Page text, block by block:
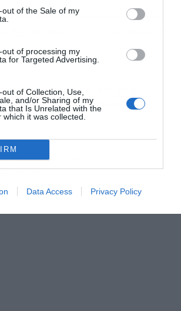
out of the Sale of my
out of processing my
for Targeted Advertising.
of Collection, Use,
and/or Sharing of my
that Is Unrelated with the
it was collected.
Data Access Privacy Policy
ανταγωνισμός στις
καθυστερεί τις επενδύσεις στην
το Powergame.gr στο
και έγκυρη οικονομική
ΠΑΠΑΣΤΕΡΓΙΟΥ
(AI)